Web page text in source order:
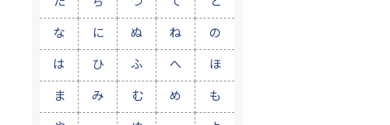
た ち つ て と
な に ぬ ね の
は ひ ふ へ ほ
ま み む め も